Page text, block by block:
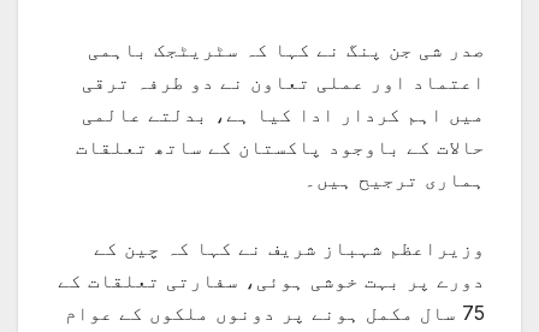
صدر شی جن پنگ نے کہا کہ سٹریٹجک باہمی
اعتماد اور عملی تعاون نے دو طرفہ ترقی
میں اہم کردار ادا کیا ہے، بدلتے عالمی
حالات کے باوجود پاکستان کے ساتھ تعلقات
ہماری ترجیح ہیں۔
وزیراعظم شہباز شریف نے کہا کہ چین کے
دورے پر بہت خوشی ہوئی، سفارتی تعلقات کے
75 سال مکمل ہونے پر دونوں ملکوں کے عوام